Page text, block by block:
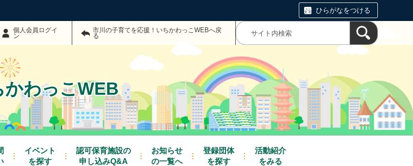
ひらがなをつける
個人会員ログイ
ン
市川の子育てを応援！いちかわっこWEBへ戻
る
かわっこWEB
イベント
を探す
認可保育施設の
申し込みQ&A
お知らせ
の一覧へ
登録団体
を探す
活動紹介
をみる